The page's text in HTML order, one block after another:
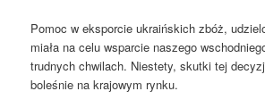
Pomoc w eksporcie ukraińskich zbóż,
miała na celu wsparcie naszego
trudnych chwilach. Niestety, skutki tej
boleśnie na krajowym rynku.